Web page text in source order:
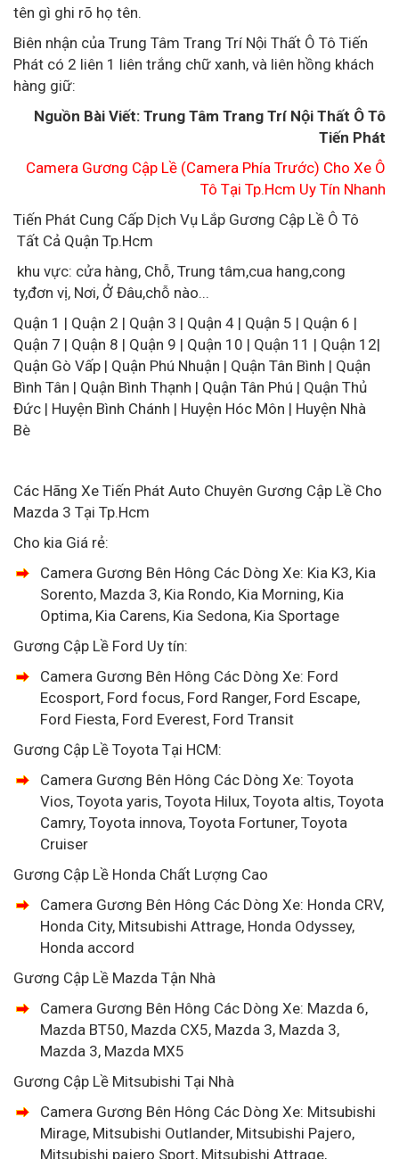
tên gì ghi rõ họ tên.
Biên nhận của Trung Tâm Trang Trí Nội Thất Ô Tô Tiến
Phát có 2 liên 1 liên trắng chữ xanh, và liên hồng khách
hàng giữ:
Nguồn Bài Viết: Trung Tâm Trang Trí Nội Thất Ô Tô
Tiến Phát
Camera Gương Cập Lề (Camera Phía Trước) Cho Xe Ô
Tô Tại Tp.Hcm Uy Tín Nhanh
Tiến Phát Cung Cấp Dịch Vụ Lắp Gương Cập Lề Ô Tô
Tất Cả Quận Tp.Hcm
khu vực: cửa hàng, Chỗ, Trung tâm,cua hang,cong
ty,đơn vị, Nơi, Ở Đâu,chỗ nào...
Quận 1 | Quận 2 | Quận 3 | Quận 4 | Quận 5 | Quận 6 |
Quận 7 | Quận 8 | Quận 9 | Quận 10 | Quận 11 | Quận 12|
Quận Gò Vấp | Quận Phú Nhuận | Quận Tân Bình | Quận
Bình Tân | Quận Bình Thạnh | Quận Tân Phú | Quận Thủ
Đức | Huyện Bình Chánh | Huyện Hóc Môn | Huyện Nhà
Bè
Các Hãng Xe Tiến Phát Auto Chuyên Gương Cập Lề Cho
Mazda 3 Tại Tp.Hcm
Cho kia Giá rẻ:
Camera Gương Bên Hông Các Dòng Xe: Kia K3, Kia
Sorento, Mazda 3, Kia Rondo, Kia Morning, Kia
Optima, Kia Carens, Kia Sedona, Kia Sportage
Gương Cập Lề Ford Uy tín:
Camera Gương Bên Hông Các Dòng Xe: Ford
Ecosport, Ford focus, Ford Ranger, Ford Escape,
Ford Fiesta, Ford Everest, Ford Transit
Gương Cập Lề Toyota Tại HCM:
Camera Gương Bên Hông Các Dòng Xe: Toyota
Vios, Toyota yaris, Toyota Hilux, Toyota altis, Toyota
Camry, Toyota innova, Toyota Fortuner, Toyota
Cruiser
Gương Cập Lề Honda Chất Lượng Cao
Camera Gương Bên Hông Các Dòng Xe: Honda CRV,
Honda City, Mitsubishi Attrage, Honda Odyssey,
Honda accord
Gương Cập Lề Mazda Tận Nhà
Camera Gương Bên Hông Các Dòng Xe: Mazda 6,
Mazda BT50, Mazda CX5, Mazda 3, Mazda 3,
Mazda 3, Mazda MX5
Gương Cập Lề Mitsubishi Tại Nhà
Camera Gương Bên Hông Các Dòng Xe: Mitsubishi
Mirage, Mitsubishi Outlander, Mitsubishi Pajero,
Mitsubishi pajero Sport, Mitsubishi Attrage,